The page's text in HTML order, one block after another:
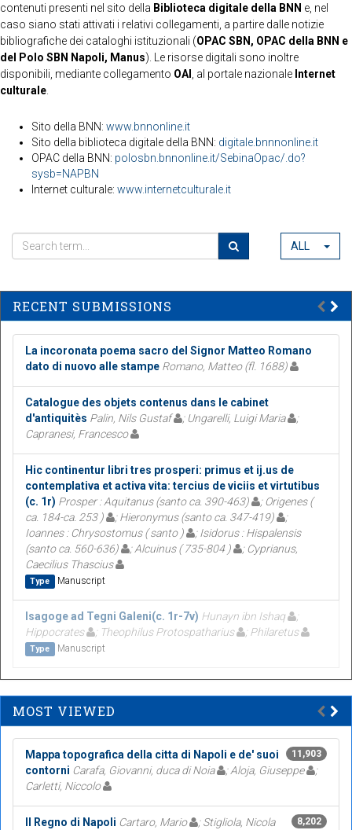
contenuti presenti nel sito della Biblioteca digitale della BNN e, nel
caso siano stati attivati i relativi collegamenti, a partire dalle notizie
bibliografiche dei cataloghi istituzionali (OPAC SBN, OPAC della BNN e
del Polo SBN Napoli, Manus). Le risorse digitali sono inoltre
disponibili, mediante collegamento OAI , al portale nazionale Internet
culturale
Sito della BNN: www.bnnonline.it
Sito della biblioteca digitale della BNN: digitale.bnnnonline.it
OPAC della BNN: polosbn.bnnonline.it/SebinaOpac/.do?
sysb=NAPBN
Internet culturale: www.internetculturale.it
ALL
RECENT SUBMISSIONS
La incoronata poema sacro del Signor Matteo Romano
dato di nuovo alle stampe Romano, Matteo (fl. 1688)
Catalogue des objets contenus dans le cabinet
d'antiquitès Palin, Nils Gustaf ; Ungarelli, Luigi Maria
;
Capranesi, Francesco
Hic continentur libri tres prosperi: primus et ij.us de
contemplativa et activa vita: tercius de viciis et virtutibus
(c. 1r) Prosper : Aquitanus (santo ca. 390-463)
; Origenes (
ca. 184-ca. 253 )
; Hieronymus (santo ca. 347-419)
;
Ioannes : Chrysostomus ( santo )
; Isidorus : Hispalensis
(santo ca. 560-636)
; Alcuinus ( 735-804 )
; Cyprianus,
Caecilius Thascius
Type Manuscript
Isagoge ad Tegni Galeni(c. 1r-7v) Hunayn ibn Ishaq
Hippocrates
; Theophilus Protospatharius ; Philaretus
Type Manuscript
MOST VIEWED
11,903
Mappa topografica della citta di Napoli e de' suoi
contorni Carafa, Giovanni, duca di Noia ; Aloja, Giuseppe
;
Carletti, Niccolo
8,202
Il Regno di Napoli Cartaro, Mario
; Stigliola, Nicola